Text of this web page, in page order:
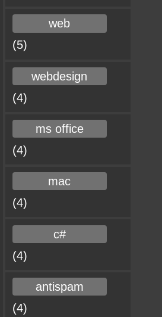
web
(5)
webdesign
(4)
ms office
(4)
mac
(4)
c#
(4)
antispam
(4)